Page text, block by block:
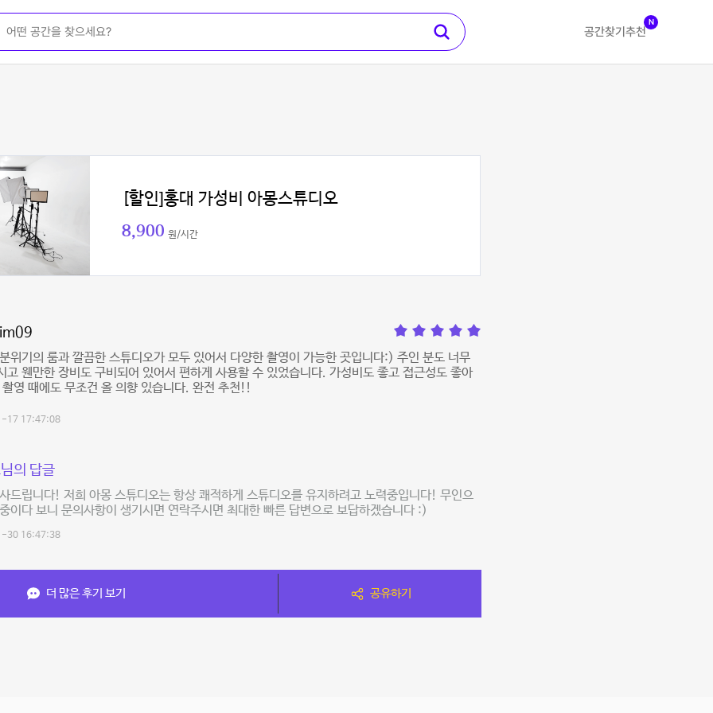
공간찾기 추천
N
[할인]홍대 가성비 아몽스튜디오
8,900 원/시간
위기의 룸과 깔끔한 스튜디오가 모두 있어서 다양한 촬영이 가능한 곳입니다:) 주인 분도 너무
고 웬만한 장비도 구비되어 있어서 편하게 사용할 수 있었습니다. 가성비도 좋고 접근성도 좋아
영 때에도 무조건 올 의향 있습니다. 완전 추천!!
17 17:47:08
의 답글
드립니다! 저희 아몽 스튜디오는 항상 쾌적하게 스튜디오를 유지하려고 노력중입니다! 무인으
이다 보니 문의사항이 생기시면 연락주시면 최대한 빠른 답변으로 보답하겠습니다 :)
30 16:47:38
더 많은 후기 보기 공유하기